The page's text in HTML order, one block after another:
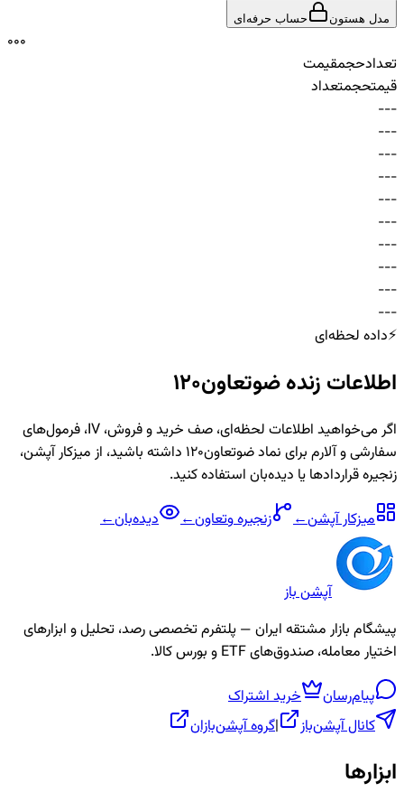
مدل هستون حساب حرفه‌ای
000
تعدادحجمقیمت
قیمتحجمتعداد
-
-
-
-
-
-
-
-
-
-
-
-
-
-
-
-
-
-
-
-
-
-
-
-
-
-
-
-
-
-
⚡داده لحظه‌ای
اطلاعات زندهضوتعاون120
اگر می‌خواهید اطلاعات لحظه‌ای، صف خرید و فروش، IV، فرمول‌های
سفارشی و آلارم برای نمادضوتعاون120
داشته باشید، از میزکار آپشن،
زنجیره قراردادها یا دیده‌بان استفاده کنید.
میزکار آپشن← زنجیرهوتعاون← دیده‌بان←
آپشن باز
پیشگام بازار مشتقه ایران — پلتفرم تخصصی رصد، تحلیل و ابزارهای
اختیار معامله، صندوق‌های ETF و بورس کالا.
پیام‌رسان
خرید اشتراک
کانال آپشن‌باز
|گروه آپشن‌بازان
ابزارها